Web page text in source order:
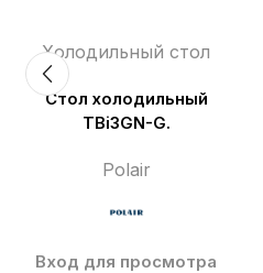
Холодильный стол
Стол холодильный
TBi3GN-G.
Polair
Вход для просмотра